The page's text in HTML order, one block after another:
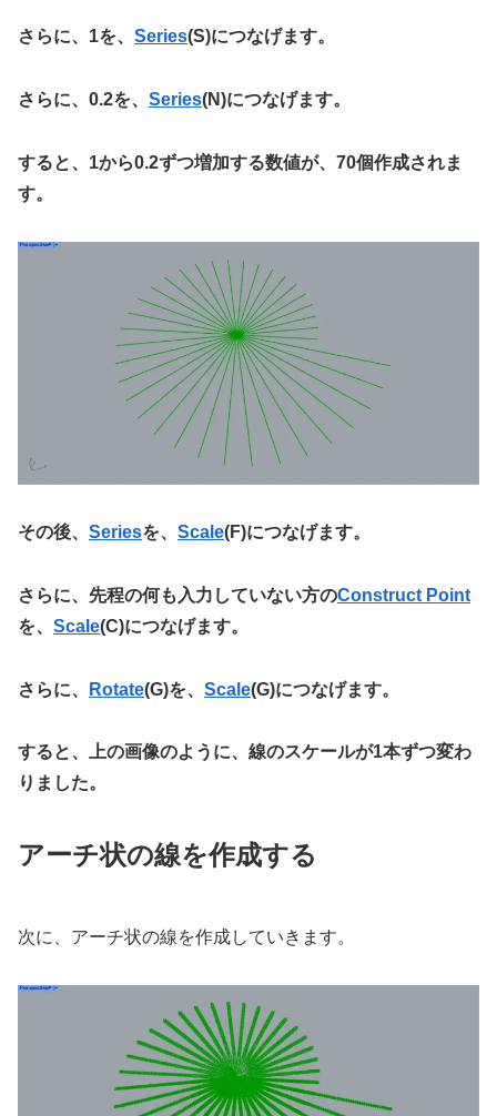
さらに、1を、 Series(S)につなげます。
さらに、0.2を、 Series(N)につなげます。
すると、1から0.2ずつ増加する数値が、70個作成されま
す。
その後、 Seriesを、 Scale(F)につなげます。
さらに、先程の何も入力していない方のConstruct Point
を、 Scale(C)につなげます。
さらに、 Rotate(G)を、 Scale(G)につなげます。
すると、上の画像のように、線のスケールが1本ずつ変わ
りました。
アーチ状の線を作成する
次に、アーチ状の線を作成していきます。